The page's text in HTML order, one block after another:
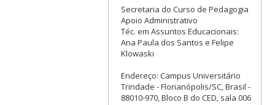
Secretaria do Curso de Pedagogia
Apoio Administrativo
Téc. em Assuntos Educacionais:
Ana Paula dos Santos e Felipe
Klowaski
Endereço: Campus Universitário
Trindade - Florianópolis/SC, Brasil -
88010-970, Bloco B do CED, sala 006